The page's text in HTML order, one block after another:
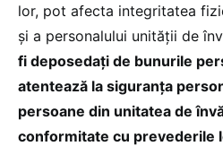
lor, pot afecta integritatea
și a personalului unității de
fi deposedați de bunurile
atentează la siguranța
persoane din unitatea de
conformitate cu prevederile